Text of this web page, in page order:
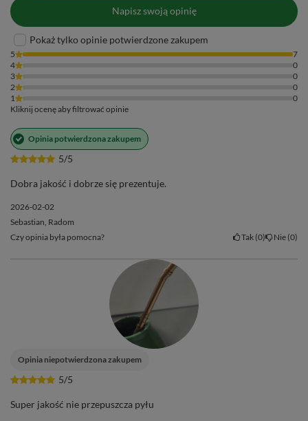
Napisz swoją opinię
Pokaż tylko opinie potwierdzone zakupem
5
7
4
0
3
0
2
0
1
0
Kliknij ocenę aby filtrować opinie
5/5
Opinia potwierdzona zakupem
Dobra jakość i dobrze się prezentuje.
2026-02-02
Sebastian, Radom
Czy opinia była pomocna?
Tak 0 Nie 0
5/5
Opinia niepotwierdzona zakupem
Super jakość nie przepuszcza pyłu